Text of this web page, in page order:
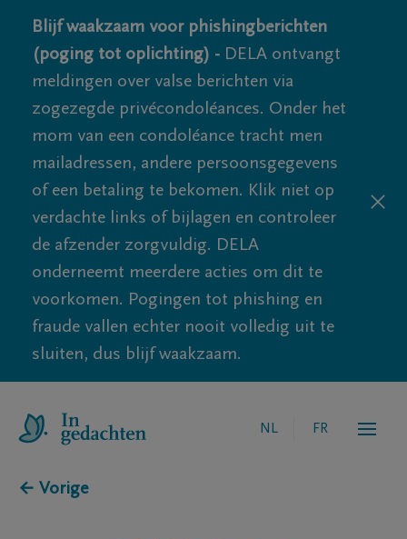
Blijf waakzaam voor phishingberichten
(poging tot oplichting) - DELA ontvangt
meldingen over valse berichten via
zogezegde privécondoléances. Onder het
mom van een condoléance tracht men
mailadressen, andere persoonsgegevens
of een betaling te bekomen. Klik niet op
verdachte links of bijlagen en controleer
de afzender zorgvuldig. DELA
onderneemt meerdere acties om dit te
voorkomen. Pogingen tot phishing en
fraude vallen echter nooit volledig uit te
sluiten, dus blijf waakzaam.
NL FR
← Vorige